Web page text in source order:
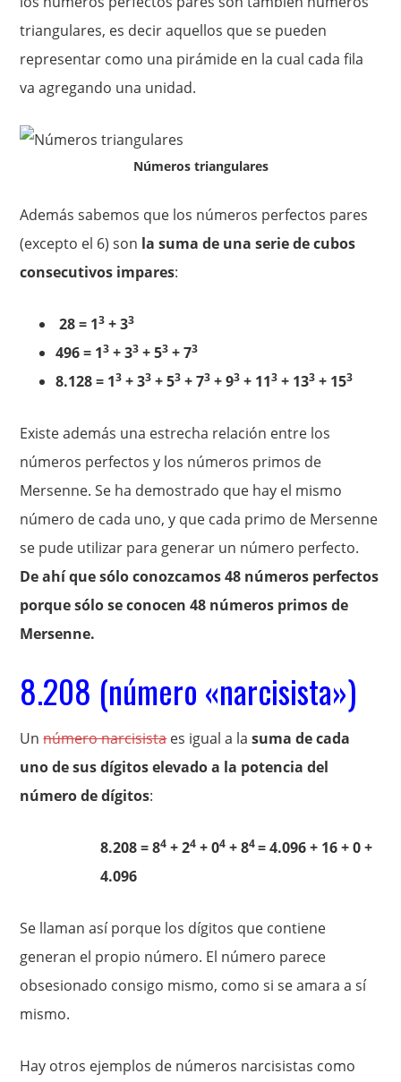
triangulares, es decir aquellos que se pueden
representar como una pirámide en la cual cada fila
va agregando una unidad.
Números triangulares
Además sabemos que los números perfectos pares
(excepto el 6) son la suma de una serie de cubos
consecutivos impares:
28 = 13 + 33
496 = 13 + 33 + 53 + 73
8.128 = 13 + 33 + 53 + 73 + 93 + 113 + 133 + 153
Existe además una estrecha relación entre los
números perfectos y los números primos de
Mersenne. Se ha demostrado que hay el mismo
número de cada uno, y que cada primo de Mersenne
se pude utilizar para generar un número perfecto.
De ahí que sólo conozcamos 48 números perfectos
porque sólo se conocen 48 números primos de
Mersenne.
8.208 (número «narcisista»)
Unnúmero narcisistaes igual a lasuma de cada
uno de sus dígitos elevado a la potencia del
número de dígitos:
8.208 = 84 + 24 + 04 + 84= 4.096 + 16 + 0 +
4.096
Se llaman así porque los dígitos que contiene
generan el propio número. El número parece
obsesionado consigo mismo, como si se amara a sí
mismo.
Hay otros ejemplos de números narcisistas como